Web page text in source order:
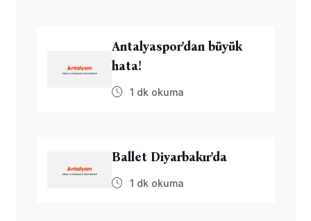
Antalyaspor'dan büyük
hata!
1 dk okuma
Ballet Diyarbakır'da
1 dk okuma